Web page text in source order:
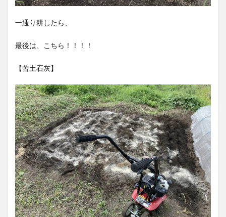
一通り耕したら、
最後は、こちら！！！！
【苦土石灰】